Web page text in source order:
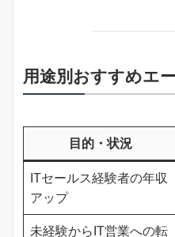
用途別おすすめエ
目的・状況
ITセールス経験者の年収
アップ
未経験からIT営業への転